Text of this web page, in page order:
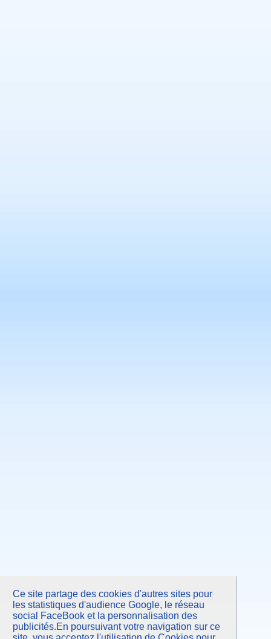
Ce site partage des cookies d'autres sites pour
les statistiques d'audience Google, le réseau
social FaceBook et la personnalisation des
publicités.En poursuivant votre navigation sur ce